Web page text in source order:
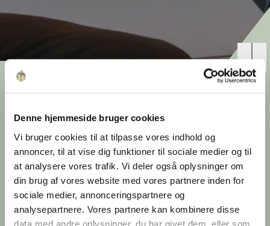
Denne hjemmeside bruger cookies
Vi bruger cookies til at tilpasse vores indhold og
annoncer, til at vise dig funktioner til sociale medier og til
at analysere vores trafik. Vi deler også oplysninger om
din brug af vores website med vores partnere inden for
sociale medier, annonceringspartnere og
analysepartnere. Vores partnere kan kombinere disse
data med andre oplysninger, du har givet dem, eller som
Fitness X åbner i den
Ankersgade
Den tidligere postcentral på Ankersgade 12 har
fået sin første lejer, når Fitness X åbner et stort
fitnesscenter i rå, industrielle rammer midt i
Aarhus.
Udgivet 28. september 2020